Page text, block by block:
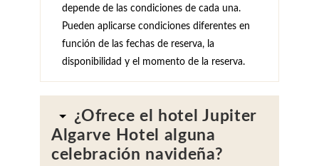
depende de las condiciones de cada una.
Pueden aplicarse condiciones diferentes en
función de las fechas de reserva, la
disponibilidad y el momento de la reserva.
¿Ofrece el hotel Jupiter
Algarve Hotel alguna
celebración navideña?